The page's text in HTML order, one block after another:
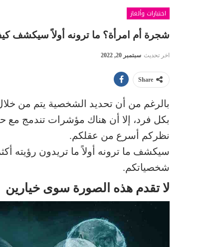
اختبارات وألغاز
شجرة أم امرأة؟ ما ترونه أولاً سيكشف
اخر تحديث سبتمبر 20, 2022
Share
بالرغم من أن تحديد الشخصية يتم من خلال
بكل فرد، إلا أن هناك مؤشرات تندمج مع
نظركم أسرع من عقلكم.
سيكشف ما ترونه أولاً ما تريدون رؤيته
شخصياتكم.
لا تقدم هذه الصورة سوى خيارين